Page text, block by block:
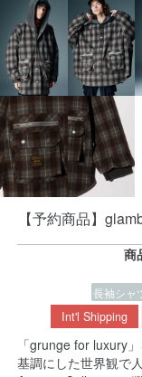
【予約商品】
商
長袖シャ
Int'l Shipping
「grunge for luxury
基調にした世界観で